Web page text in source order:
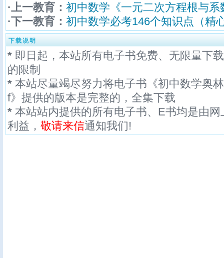
·上一教育： 初中数学《一元二次方程根与
·下一教育： 初中数学必考146个知识点（精
下载说明
* 即日起，本站所有电子书免费、无限量下
的限制
* 本站尽量竭尽努力将电子书《初中数学奥
f》提供的版本是完整的，全集下载
* 本站站内提供的所有电子书、E书均是由
利益， 敬请来信通知我们!